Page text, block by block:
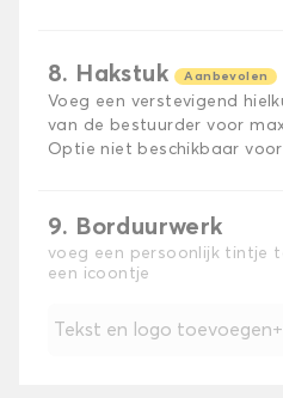
8. Hakstuk Aanbevolen
Voeg een verstevigend
van de bestuurder voor
Optie niet beschikbaar
9. Borduurwerk
voeg een persoonlijk tintje
een icoontje
Tekst en logo toevoegen+